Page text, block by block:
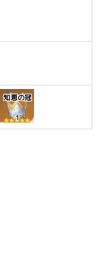
知恵の冠
1